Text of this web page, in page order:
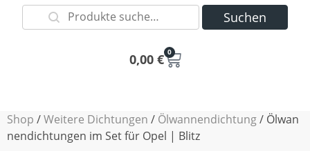
Suchen
0,00 € 0
Shop /Weitere Dichtungen / Ölwannendichtung/ Ölwan
nendichtungen im Set für Opel | Blitz